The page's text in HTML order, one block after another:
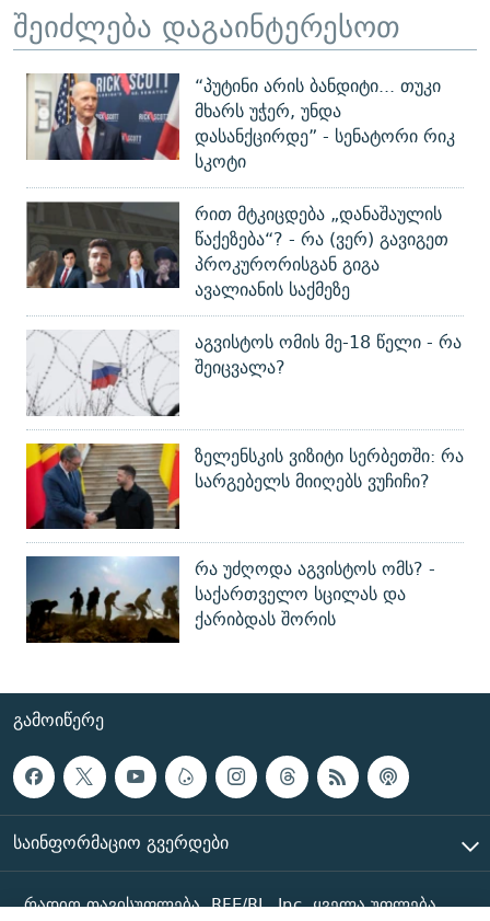
შეიძლება დაგაინტერესოთ
“პუტინი არის ბანდიტი... თუკი
მხარს უჭერ, უნდა
დასანქცირდე” - სენატორი რიკ
სკოტი
რით მტკიცდება „დანაშაულის
წაქეზება“? - რა (ვერ) გავიგეთ
პროკურორისგან გიგა
ავალიანის საქმეზე
აგვისტოს ომის მე-18 წელი - რა
შეიცვალა?
ზელენსკის ვიზიტი სერბეთში: რა
სარგებელს მიიღებს ვუჩიჩი?
რა უძღოდა აგვისტოს ომს? -
საქართველო სცილას და
ქარიბდას შორის
ᲒᲐᲛᲝᲘᲬᲔᲠᲔ
ᲡᲐᲘᲜᲤᲝᲠᲛᲐᲪᲘᲝ ᲒᲕᲔᲠᲓᲔᲑᲘ
რადიო თავისუფლება, RFE/RL, Inc. ყველა უფლება